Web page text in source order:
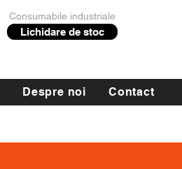
Consumabile industriale
Lichidare de stoc
Despre noi Contact